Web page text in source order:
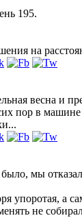
195.
на
весна и
пор в
мы
упоротая, а
не